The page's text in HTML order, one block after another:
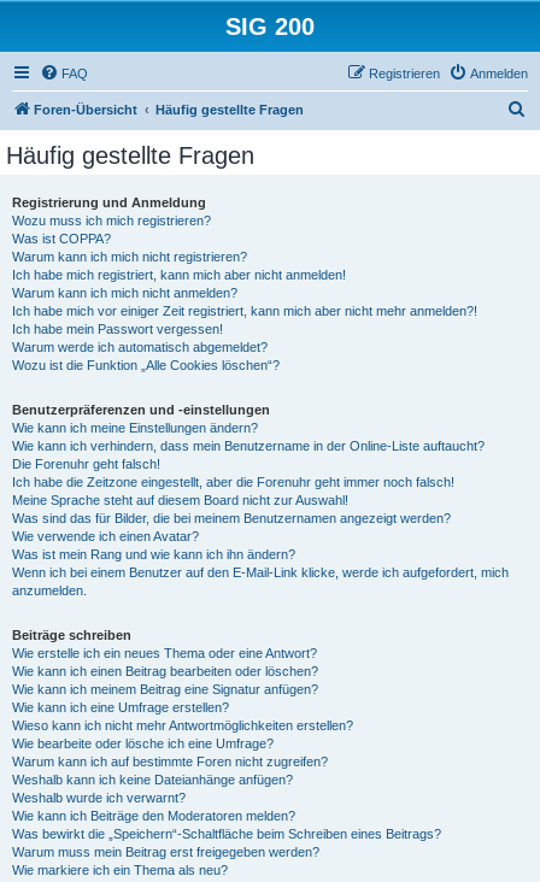
SIG 200
FAQ Anmelden
Registrieren
Foren-Übersicht Häufig gestellte Fragen
Häufig gestellte Fragen
Registrierung und Anmeldung
Wozu muss ich mich registrieren?
Was ist COPPA?
Warum kann ich mich nicht registrieren?
Ich habe mich registriert, kann mich aber nicht anmelden!
Warum kann ich mich nicht anmelden?
Ich habe mich vor einiger Zeit registriert, kann mich aber nicht mehr anmelden?!
Ich habe mein Passwort vergessen!
Warum werde ich automatisch abgemeldet?
Wozu ist die Funktion „Alle Cookies löschen“?
Benutzerpräferenzen und -einstellungen
Wie kann ich meine Einstellungen ändern?
Wie kann ich verhindern, dass mein Benutzername in der Online-Liste auftaucht?
Die Forenuhr geht falsch!
Ich habe die Zeitzone eingestellt, aber die Forenuhr geht immer noch falsch!
Meine Sprache steht auf diesem Board nicht zur Auswahl!
Was sind das für Bilder, die bei meinem Benutzernamen angezeigt werden?
Wie verwende ich einen Avatar?
Was ist mein Rang und wie kann ich ihn ändern?
Wenn ich bei einem Benutzer auf den E-Mail-Link klicke, werde ich aufgefordert, mich
anzumelden.
Beiträge schreiben
Wie erstelle ich ein neues Thema oder eine Antwort?
Wie kann ich einen Beitrag bearbeiten oder löschen?
Wie kann ich meinem Beitrag eine Signatur anfügen?
Wie kann ich eine Umfrage erstellen?
Wieso kann ich nicht mehr Antwortmöglichkeiten erstellen?
Wie bearbeite oder lösche ich eine Umfrage?
Warum kann ich auf bestimmte Foren nicht zugreifen?
Weshalb kann ich keine Dateianhänge anfügen?
Weshalb wurde ich verwarnt?
Wie kann ich Beiträge den Moderatoren melden?
Was bewirkt die „Speichern“-Schaltfläche beim Schreiben eines Beitrags?
Warum muss mein Beitrag erst freigegeben werden?
Wie markiere ich ein Thema als neu?